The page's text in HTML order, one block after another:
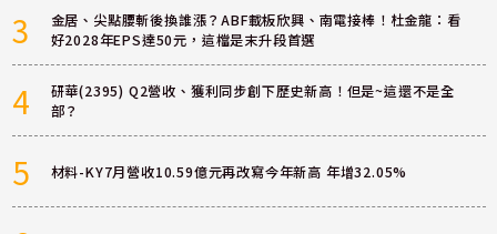
3
金居、尖點腰斬後換誰漲？ABF載板欣興、南電接棒！杜金龍：看
好2028年EPS達50元，這檔是末升段首選
4
研華(2395) Q2營收、獲利同步創下歷史新高！但是~這還不是全
部？
5 材料-KY7月營收10.59億元再改寫今年新高 年增32.05%